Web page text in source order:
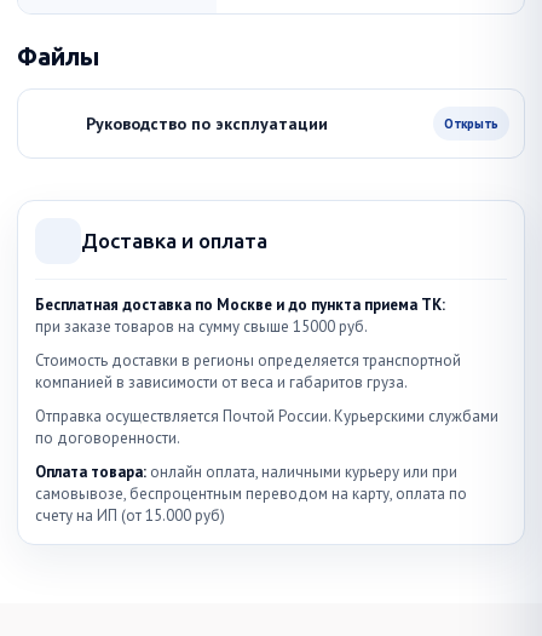
Файлы
Руководство по эксплуатации Открыть
Доставка и оплата
Бесплатная доставка по Москве и до пункта приема ТК:
при заказе товаров на сумму свыше 15000 руб.
Стоимость доставки в регионы определяется транспортной
компанией в зависимости от веса и габаритов груза.
Отправка осуществляется Почтой России. Курьерскими службами
по договоренности.
Оплата товара: онлайн оплата, наличными курьеру или при
самовывозе, беспроцентным переводом на карту, оплата по
счету на ИП (от 15.000 руб)